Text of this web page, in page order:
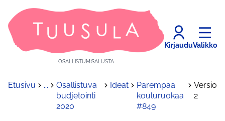
OSALLISTUMISALUSTA
KirjauduValikko
Etusivu ...
Osallistuva
budjetointi
2020
Ideat
Parempaa
kouluruokaa
#849
Versio
2